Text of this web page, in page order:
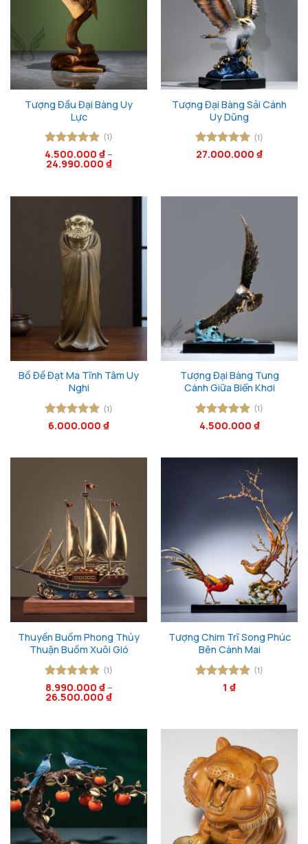
Tượng Đầu Đại Bàng Uy
Lực
Được xếp
hạng55
(1)
4.500.000 ₫ –
24.990.000 ₫
Tượng Đại Bàng Sải Cánh
Uy Dũng
Được xếp
(1)
27.000.000 ₫
Bồ Đề Đạt Ma Tĩnh Tâm Uy
Nghi
Được xếp
(1)
6.000.000 ₫
Tượng Đại Bàng Tung
Cánh Giữa Biển Khơi
Được xếp
(1)
4.500.000 ₫
Thuyền Buồm Phong Thủy
Thuận Buồm Xuôi Gió
Được xếp
hạng55
(1)
8.990.000 ₫–
26.500.000 ₫
Tượng Chim Trĩ Song Phúc
Bên Cành Mai
Được xếp
(1)
1 ₫